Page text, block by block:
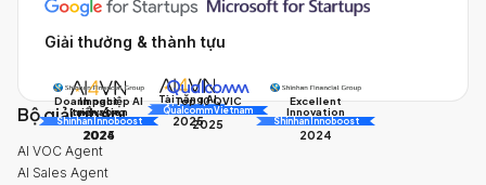
Giải thưởng & thành tựu
Doanh nghiệp AI
triển vọng
AI Awards
2025
Tài năng AI
AI Awards
2025
Excellent
Innovation
Shinhan Innoboost
2024
Impact
Innovation
Shinhan Innoboost
2024
Top 10 QVIC
Qualcomm Vietnam
2025
Bộ giải pháp
AI VOC Agent
AI Sales Agent